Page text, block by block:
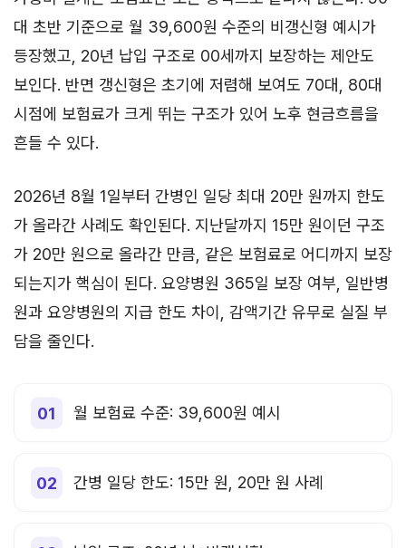
대 초반 기준으로 월 39,600원 수준의 비갱신형 예시가
등장했고, 20년 납입 구조로 00세까지 보장하는 제안도
보인다. 반면 갱신형은 초기에 저렴해 보여도 70대, 80대
시점에 보험료가 크게 뛰는 구조가 있어 노후 현금흐름을
흔들 수 있다.
2026년 8월 1일부터 간병인 일당 최대 20만 원까지 한도
가 올라간 사례도 확인된다. 지난달까지 15만 원이던 구조
가 20만 원으로 올라간 만큼, 같은 보험료로 어디까지 보장
되는지가 핵심이 된다. 요양병원 365일 보장 여부, 일반병
원과 요양병원의 지급 한도 차이, 감액기간 유무로 실질 부
담을 줄인다.
월 보험료 수준: 39,600원 예시
간병 일당 한도: 15만 원, 20만 원 사례